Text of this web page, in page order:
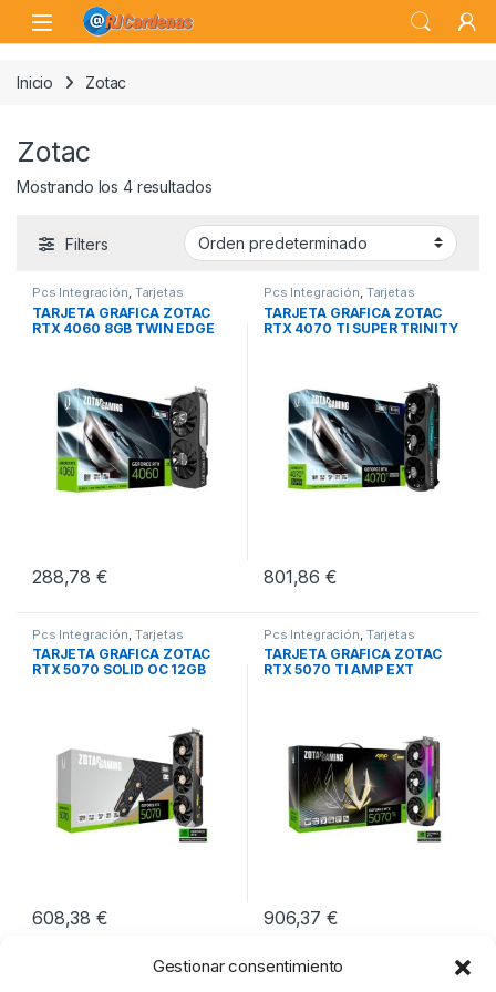
Gestionar consentimiento
Skip to navigation
Skip to content
Open
Inicio Zotac
Zotac
Mostrando los 4 resultados
Filters
Pcs Integración, Tarjetas
Gráficas,Tarjetas Gráficas PCI-E
TARJETA GRÁFICA ZOTAC
RTX 4060 8GB TWIN EDGE
288,78€
Pcs Integración, Tarjetas
Gráficas,Tarjetas Gráficas PCI-E
TARJETA GRÁFICA ZOTAC
RTX 4070 TI SUPER TRINITY
801,86€
Pcs Integración Tarjetas
Gráficas,Tarjetas Gráficas PCI-E
TARJETA GRÁFICA ZOTAC
RTX 5070 SOLID OC 12GB
608,38€
Pcs Integración Tarjetas
Gráficas,Tarjetas Gráficas PCI-E
TARJETA GRÁFICA ZOTAC
RTX 5070 TI AMP EXT
906,37€
Mostrando los 4 resultados